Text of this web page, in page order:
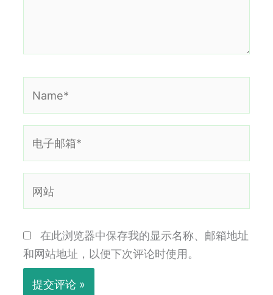
邮
箱
*
站
在此浏览器中保存我的显示名称、邮箱地址
和网站地址，以便下次评论时使用。